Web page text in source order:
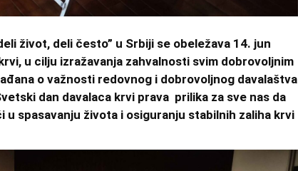
život, deli često” u Srbiji se obeležava 14. jun
u cilju izražavanja zahvalnosti svim dobrovoljnim
o važnosti redovnog i dobrovoljnog davalaštva
dan davalaca krvi prava prilika za sve nas da
u spasavanju života i osiguranju stabilnih zaliha krvi